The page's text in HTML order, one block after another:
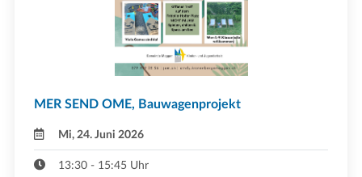
MER SEND OME, Bauwagenprojekt
Mi, 24. Juni 2026
13:30 - 15:45 Uhr